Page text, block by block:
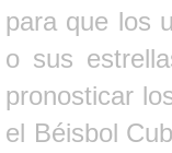
para que los
o sus
pronosticar
el Béisbol